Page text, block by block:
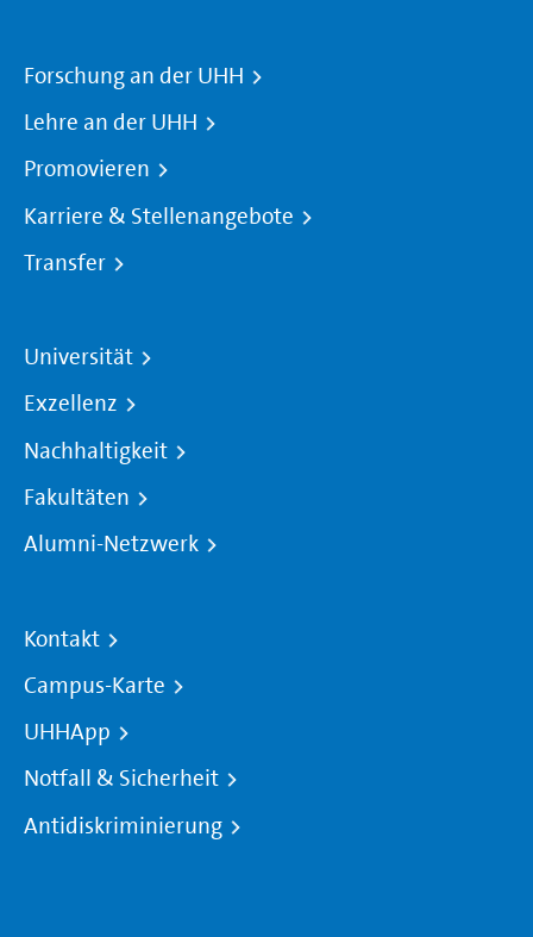
Forschung an der UHH
Lehre an der UHH
Promovieren
Karriere & Stellenangebote
Transfer
Universität
Exzellenz
Nachhaltigkeit
Fakultäten
Alumni-Netzwerk
Kontakt
Campus-Karte
UHHApp
Notfall & Sicherheit
Antidiskriminierung